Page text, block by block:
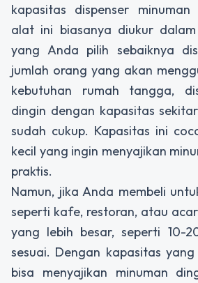
kapasitas dispenser minuman
alat ini biasanya diukur
yang Anda pilih sebaiknya
jumlah orang yang akan
kebutuhan rumah tangga,
dingin dengan kapasitas
sudah cukup. Kapasitas ini
kecil yang ingin menyajikan
praktis.
Namun, jika Anda membeli
seperti kafe, restoran, atau
yang lebih besar, seperti 10-
sesuai. Dengan kapasitas
bisa menyajikan minuman